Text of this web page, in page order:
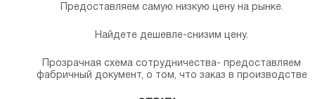
Предоставляем самую низкую цену на рынке.
Найдете дешевле-снизим цену.
Прозрачная схема сотрудничества- предоставляем
фабричный документ, о том, что заказ в производстве